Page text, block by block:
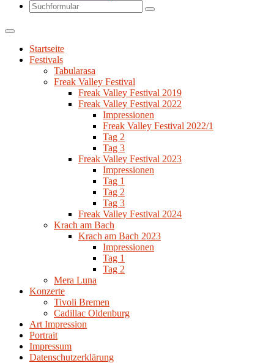
Search
Startseite
Festivals
Tabularasa
Freak Valley Festival
Freak Valley Festival 2019
Freak Valley Festival 2022
Impressionen
Freak Valley Festival 2022/1
Tag 2
Tag 3
Freak Valley Festival 2023
Impressionen
Tag 1
Tag 2
Tag 3
Freak Valley Festival 2024
Krach am Bach
Krach am Bach 2023
Impressionen
Tag 1
Tag 2
Mera Luna
Konzerte
Tivoli Bremen
Cadillac Oldenburg
Art Impression
Portrait
Impressum
Datenschutzerklärung